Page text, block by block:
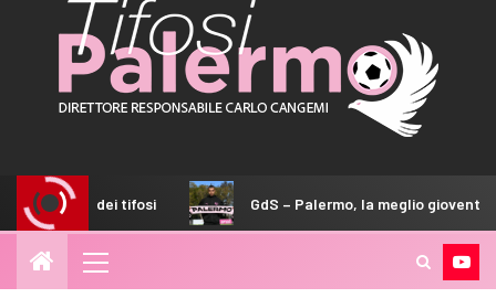
il calore dei tifosi GdS – Palermo, la meglio gioventù